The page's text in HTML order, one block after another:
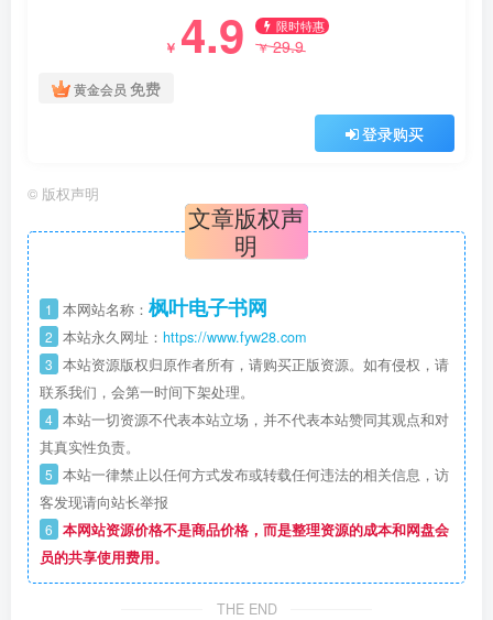
￥ 4.9 限时特惠
￥29.9
黄金会员 免费
登录购买
© 版权声明
文章版权声
明
1 本网站名称： 枫叶电子书网
2 本站永久网址： https://www.fyw28.com
3 本站资源版权归原作者所有，请购买正版资源。如有侵权，请
联系我们，会第一时间下架处理。
4 本站一切资源不代表本站立场，并不代表本站赞同其观点和对
其真实性负责。
5 本站一律禁止以任何方式发布或转载任何违法的相关信息，访
客发现请向站长举报
6 本网站资源价格不是商品价格，而是整理资源的成本和网盘会
员的共享使用费用。
THE END